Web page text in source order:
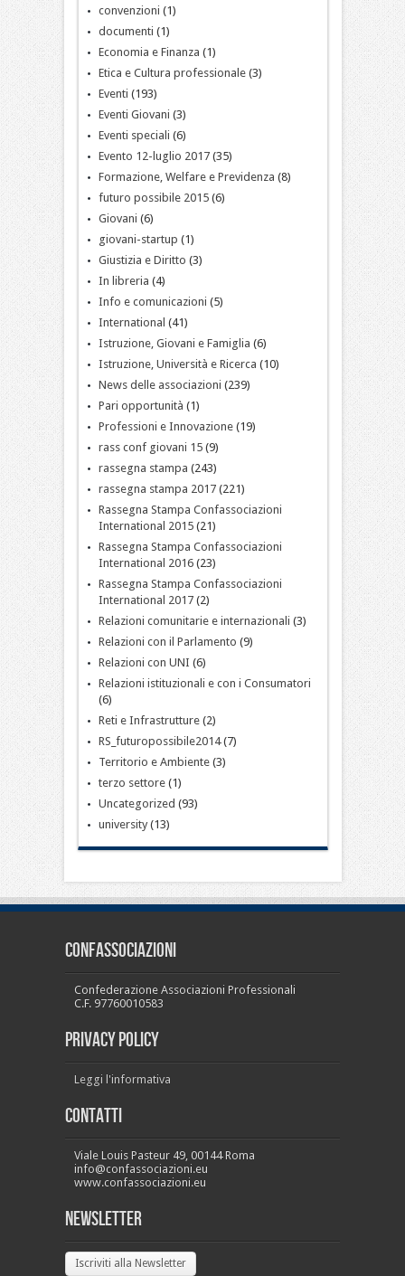
convenzioni (1)
documenti (1)
Economia e Finanza (1)
Etica e Cultura professionale(3)
Eventi (193)
Eventi Giovani (3)
Eventi speciali (6)
Evento 12-luglio 2017(35)
Formazione, Welfare e Previdenza (8)
futuro possibile 2015(6)
Giovani (6)
giovani-startup (1)
Giustizia e Diritto (3)
In libreria (4)
Info e comunicazioni (5)
International (41)
Istruzione, Giovani e Famiglia (6)
Istruzione, Università e Ricerca (10)
News delle associazioni (239)
Pari opportunità (1)
Professioni e Innovazione(19)
rass conf giovani 15(9)
rassegna stampa (243)
rassegna stampa 2017(221)
Rassegna Stampa Confassociazioni
International 2015(21)
Rassegna Stampa Confassociazioni
International 2016(23)
Rassegna Stampa Confassociazioni
International 2017(2)
Relazioni comunitarie e internazionali (3)
Relazioni con il Parlamento (9)
Relazioni con UNI (6)
Relazioni istituzionali e con i Consumatori
(6)
Reti e Infrastrutture(2)
RS_futuropossibile2014(7)
Territorio e Ambiente(3)
terzo settore(1)
Uncategorized (93)
university(13)
CONFASSOCIAZIONI
Confederazione Associazioni Professionali
C.F. 97760010583
PRIVACY POLICY
Leggi l'informativa
Contatti
Viale Louis Pasteur 49, 00144 Roma
info@confassociazioni.eu
www.confassociazioni.eu
Newsletter
Iscriviti alla Newsletter